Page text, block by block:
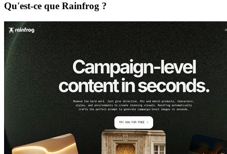
Qu'est-ce que Rainfrog ?